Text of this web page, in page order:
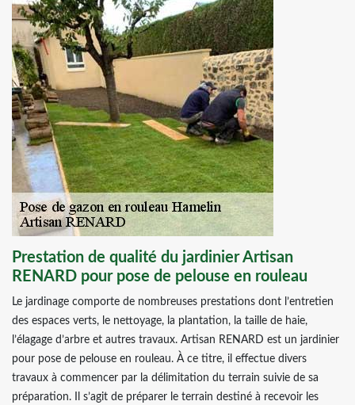
Prestation de qualité du jardinier Artisan
RENARD pour pose de pelouse en rouleau
Le jardinage comporte de nombreuses prestations dont l’entretien
des espaces verts, le nettoyage, la plantation, la taille de haie,
l’élagage d’arbre et autres travaux. Artisan RENARD est un jardinier
pour pose de pelouse en rouleau. À ce titre, il effectue divers
travaux à commencer par la délimitation du terrain suivie de sa
préparation. Il s’agit de préparer le terrain destiné à recevoir les